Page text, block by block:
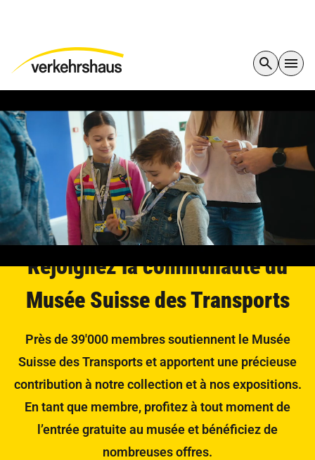
Rejoignez la communauté du
Musée Suisse des Transports
Près de 39'000 membres soutiennent le Musée
Suisse des Transports et apportent une précieuse
contribution à notre collection et à nos expositions.
En tant que membre, profitez à tout moment de
l’entrée gratuite au musée et bénéficiez de
nombreuses offres.